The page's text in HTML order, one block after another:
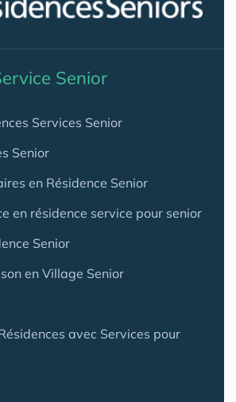
Senior
Services Senior
Senior
en Résidence Senior
en résidence service pour senior
Senior
en Village Senior
avec Services pour